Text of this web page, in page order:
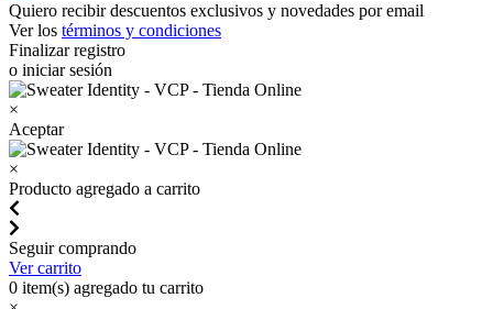
Quiero recibir descuentos exclusivos y novedades por email
Ver los términos y condiciones
Finalizar registro
o iniciar sesión
×
Aceptar
×
Producto agregado a carrito
Seguir comprando
Ver carrito
0 item(s) agregado tu carrito